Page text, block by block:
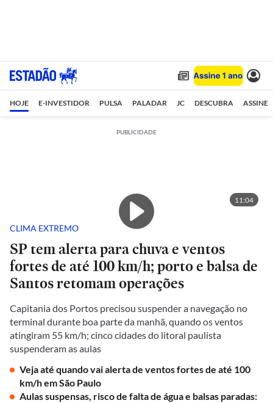
HOJE E-INVESTIDOR PULSA PALADAR JC DESCUBRA ASSINE
PUBLICIDADE
11:04
CLIMA EXTREMO
SP tem alerta para chuva e ventos
fortes de até 100 km/h; porto e balsa de
Santos retomam operações
Capitania dos Portos precisou suspender a navegação no
terminal durante boa parte da manhã, quando os ventos
atingiram 55 km/h; cinco cidades do litoral paulista
suspenderam as aulas
Veja até quando vai alerta de ventos fortes de até 100
km/h em São Paulo
Aulas suspensas, risco de falta de água e balsas paradas: